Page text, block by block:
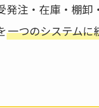
発注・在庫・棚
一つのシステムに